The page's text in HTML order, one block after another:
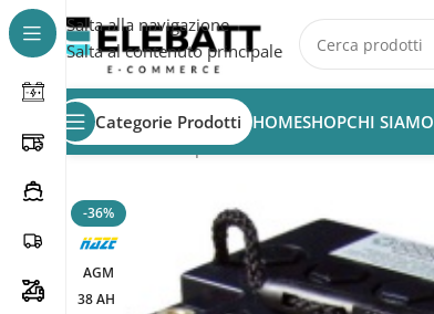
Salta alla navigazione
Salta al contenuto principale
Categorie Prodotti HOMESHOPCHI SIAMO
Home/Batterie per Antifurto
-36%
AGM
38 AH